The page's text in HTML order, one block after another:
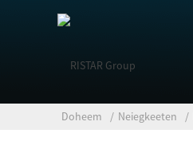
Doheem Neiegkeeten